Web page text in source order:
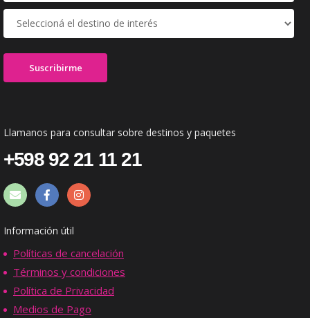
Llamanos para consultar sobre destinos y paquetes
+598 92 21 11 21
Información útil
Políticas de cancelación
Términos y condiciones
Política de Privacidad
Medios de Pago